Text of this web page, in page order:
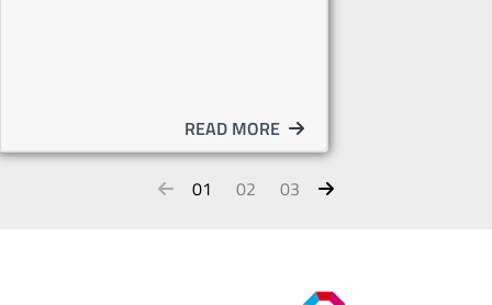
READ MORE
01 02 03